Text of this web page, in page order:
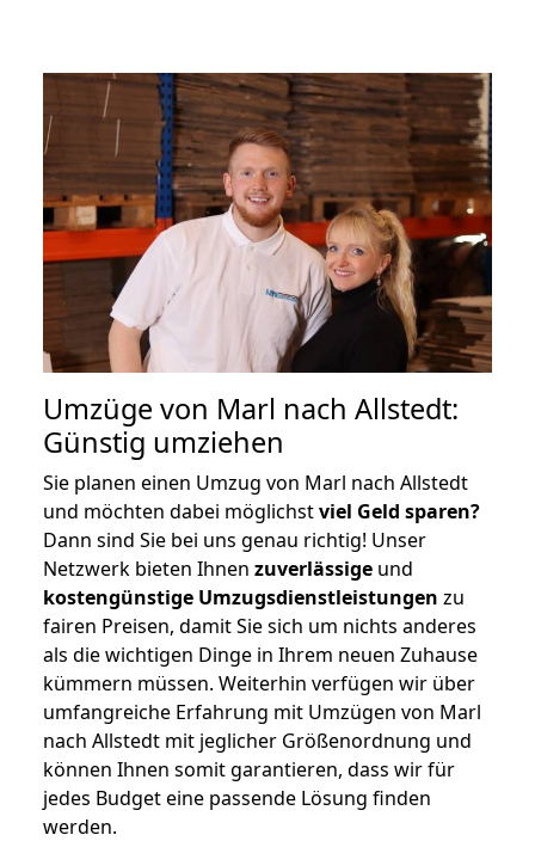
Umzüge von Marl nach Allstedt:
Günstig umziehen
Sie planen einen Umzug von Marl nach Allstedt
und möchten dabei möglichstviel Geld sparen?
Dann sind Sie bei uns genau richtig! Unser
Netzwerk bieten Ihnen zuverlässige und
kostengünstige Umzugsdienstleistungen zu
fairen Preisen, damit Sie sich um nichts anderes
als die wichtigen Dinge in Ihrem neuen Zuhause
kümmern müssen. Weiterhin verfügen wir über
umfangreiche Erfahrung mit Umzügen von Marl
nach Allstedt mit jeglicher Größenordnung und
können Ihnen somit garantieren, dass wir für
jedes Budget eine passende Lösung finden
werden.